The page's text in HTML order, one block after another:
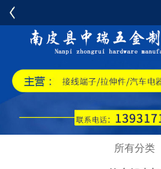
不锈钢壳体
屏蔽罩
汽车铝支架
汽车手扣支架
所有分类